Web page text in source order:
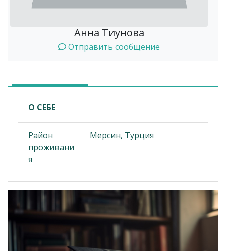
Анна Тиунова
Отправить сообщение
О СЕБЕ
Район
проживани
я
Мерсин, Турция